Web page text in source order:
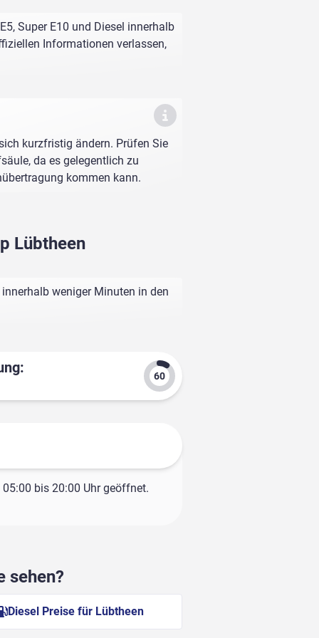
Super E10 und Diesel innerhalb
Informationen verlassen,
kurzfristig ändern. Prüfen Sie
da es gelegentlich zu
kommen kann.
Lübtheen
weniger Minuten in den
bis 20:00 Uhr geöffnet.
sehen?
Diesel Preise für Lübtheen